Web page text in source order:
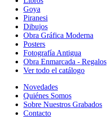
Goya
Piranesi
Dibujos
Obra Gráfica Moderna
Posters
Fotografía Antigua
Obra Enmarcada - Regalos
Ver todo el catálogo
Novedades
Quiénes Somos
Sobre Nuestros Grabados
Contacto